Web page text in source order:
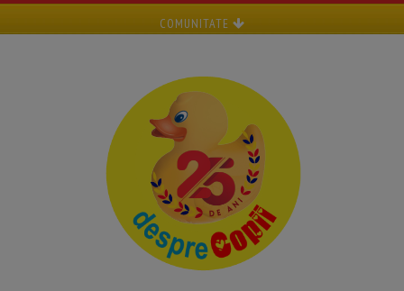
COMUNITATE